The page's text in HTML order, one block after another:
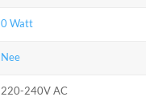
0 Watt
Nee
220-240V AC